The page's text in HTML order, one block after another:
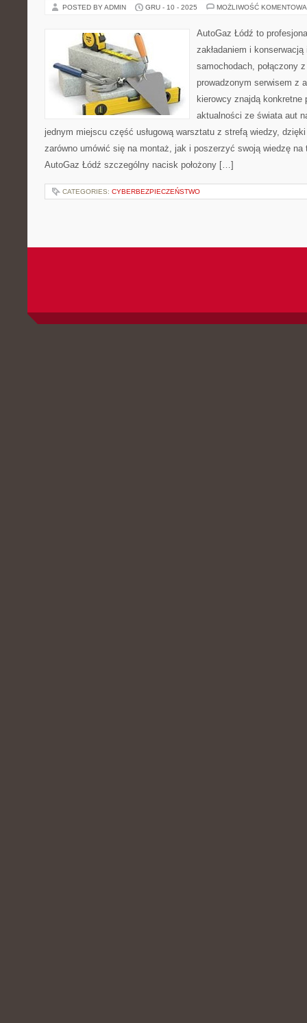
POSTED BY ADMIN GRU - 10 - 2025 MOŻLIWOŚĆ
AutoGaz Łódź to
zakładaniem i
samochodach, połączony
prowadzonym serwisem z
kierowcy znajdą konkretne
aktualności ze świata aut
jednym miejscu część usługową warsztatu z strefą wiedzy,
zarówno umówić się na montaż, jak i poszerzyć swoją wiedzę na
AutoGaz Łódź szczególny nacisk położony […]
CATEGORIES: CYBERBEZPIECZEŃSTWO